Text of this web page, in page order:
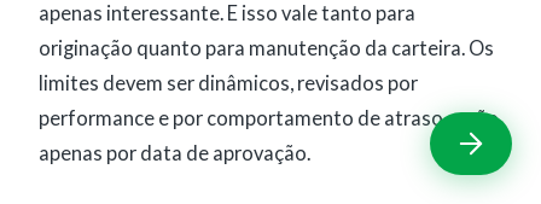
apenas interessante. E isso vale tanto para
originação quanto para manutenção da carteira. Os
limites devem ser dinâmicos, revisados por
performance e por comportamento de atraso, e não
apenas por data de aprovação.